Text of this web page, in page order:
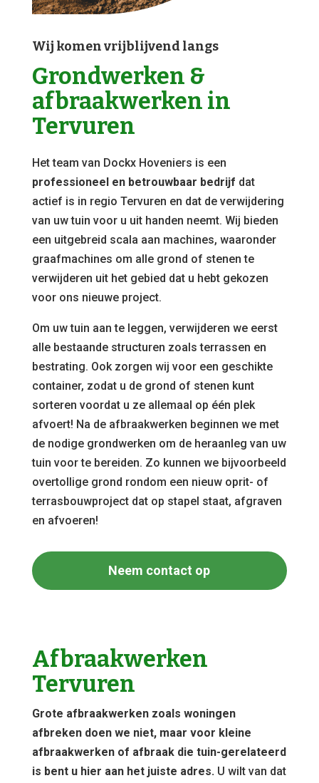
Wij komen vrijblijvend langs
Grondwerken &
afbraakwerken in
Tervuren
Het team van Dockx Hoveniers is een
professioneel en betrouwbaar bedrijf dat
actief is in regio Tervuren en dat de verwijdering
van uw tuin voor u uit handen neemt. Wij bieden
een uitgebreid scala aan machines, waaronder
graafmachines om alle grond of stenen te
verwijderen uit het gebied dat u hebt gekozen
voor ons nieuwe project.
Om uw tuin aan te leggen, verwijderen we eerst
alle bestaande structuren zoals terrassen en
bestrating. Ook zorgen wij voor een geschikte
container, zodat u de grond of stenen kunt
sorteren voordat u ze allemaal op één plek
afvoert! Na de afbraakwerken beginnen we met
de nodige grondwerken om de heraanleg van uw
tuin voor te bereiden. Zo kunnen we bijvoorbeeld
overtollige grond rondom een nieuw oprit- of
terrasbouwproject dat op stapel staat, afgraven
en afvoeren!
Neem contact op
Afbraakwerken
Tervuren
Grote afbraakwerken zoals woningen
afbreken doen we niet, maar voor kleine
afbraakwerken of afbraak die tuin-gerelateerd
is bent u hier aan het juiste adres.U wilt van dat